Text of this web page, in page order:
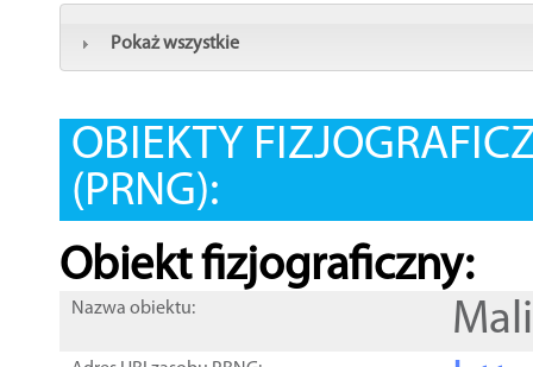
Pokaż wszystkie
OBIEKTY
(PRNG):
Obiekt fizjograficzny:
Nazwa obiektu: